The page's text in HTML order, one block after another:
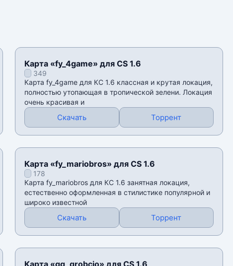
Карта «fy_4game» для CS 1.6
349
Карта fy_4game для КС 1.6 классная и крутая локация,
полностью утопающая в тропической зелени. Локация
очень красивая и
Скачать Торрент
Карта «fy_mariobros» для CS 1.6
178
Карта fy_mariobros для КС 1.6 занятная локация,
естественно оформленная в стилистике популярной и
широко известной
Скачать Торрент